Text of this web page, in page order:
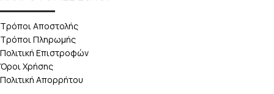
Τρόποι Αποστολής
Τρόποι Πληρωμής
Πολιτική Επιστροφών
Όροι Χρήσης
Πολιτική Απορρήτου